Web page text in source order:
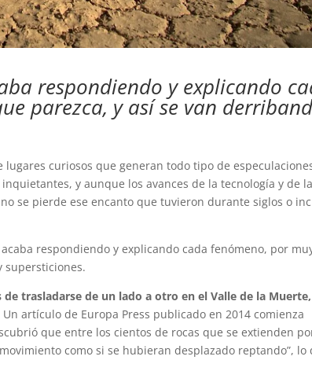
respondiendo y explicando
parezca, y así se van
lugares curiosos que generan todo tipo de
y aunque los avances de la tecnología y de
se pierde ese encanto que tuvieron durante siglos o
respondiendo y explicando cada fenómeno, por
supersticiones.
de trasladarse de un lado a otro en el Valle de la
Un artículo de Europa Press publicado en 2014 comienza
que entre los cientos de rocas que se extienden
como si se hubieran desplazado reptando”, lo